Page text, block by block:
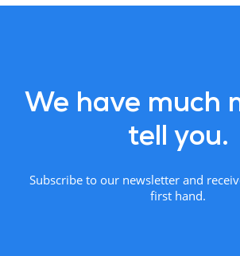
We have much
tell you.
Subscribe to our newsletter and
first hand.